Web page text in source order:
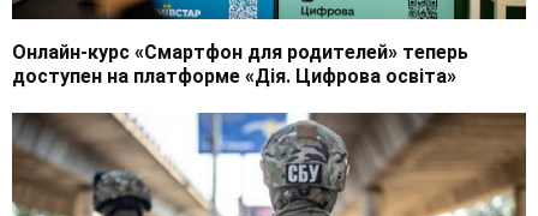
Онлайн-курс «Смартфон для родителей» теперь
доступен на платформе «Дія. Цифрова освіта»